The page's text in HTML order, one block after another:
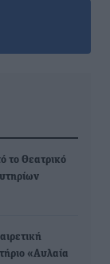
το Θεατρικό
«Αυλαία